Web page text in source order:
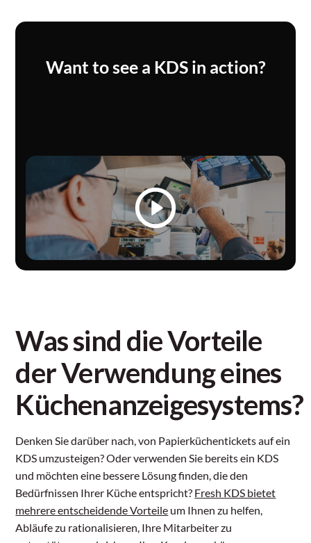
Want to see a KDS in action?
Was sind die Vorteile
der Verwendung eines
Küchenanzeigesystems?
Denken Sie darüber nach, von Papierküchentickets auf ein
KDS umzusteigen? Oder verwenden Sie bereits ein KDS
und möchten eine bessere Lösung finden, die den
Bedürfnissen Ihrer Küche entspricht? Fresh KDS bietet
mehrere entscheidende Vorteile um Ihnen zu helfen,
Abläufe zu rationalisieren, Ihre Mitarbeiter zu